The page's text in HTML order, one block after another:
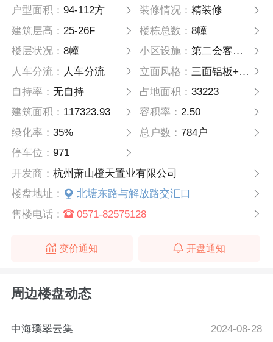
户型面积：94-112方 装修情况： 精装修
建筑层高： 25-26F 楼栋总数： 8幢
楼层状况：8幢 小区设施： 第二会客厅、女王生活馆、全龄幼儿天地、无界景观泳池、全民健身房等泛会所
人车分流： 人车分流 立面风格： 三面铝板+大面积玻璃
自持率：无自持 占地面积： 33223
建筑面积： 117323.93 容积率： 2.50
绿化率：35% 总户数： 784户
停车位：971
开发商：杭州萧山橙天置业有限公司
楼盘地址：
北塘东路与解放路交汇口
售楼电话：
0571-82575128
变价通知 开盘通知
周边楼盘动态
中海璞翠云集
2024-08-28